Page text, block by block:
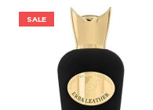
SALE